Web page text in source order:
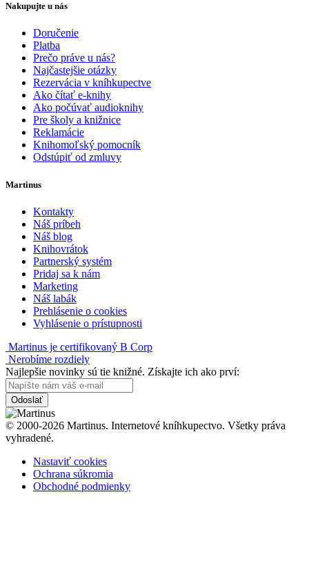
Nakupujte u nás
Doručenie
Platba
Prečo práve u nás?
Najčastejšie otázky
Rezervácia v kníhkupectve
Ako čítať e-knihy
Ako počúvať audioknihy
Pre školy a knižnice
Reklamácie
Knihomoľský pomocník
Odstúpiť od zmluvy
Martinus
Kontakty
Náš príbeh
Náš blog
Knihovrátok
Partnerský systém
Pridaj sa k nám
Marketing
Náš labák
Prehlásenie o cookies
Vyhlásenie o prístupnosti
Martinus je certifikovaný B Corp
Nerobíme rozdiely
Najlepšie novinky sú tie knižné. Získajte ich ako prví:
Odoslať
© 2000-2026 Martinus. Internetové kníhkupectvo. Všetky práva
vyhradené.
Nastaviť cookies
Ochrana súkromia
Obchodné podmienky